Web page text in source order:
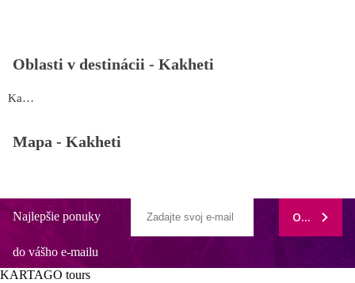
Oblasti v destinácii - Kakheti
Kakheti
Mapa - Kakheti
Najlepšie ponuky
do vášho e-mailu
ODOBERAŤ
KARTAGO tours